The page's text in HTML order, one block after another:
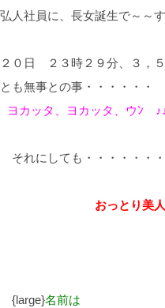
人社員に、長女誕生で～～
０日 ２３時２９分、３，５
も無事との事・・・・・・
カッタ、ヨカッタ、ウﾝ
しても・・・・・・・・
おっとり美
名前は